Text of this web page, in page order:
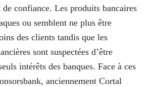
confiance. Les produits bancaires
ou semblent ne plus être
des clients tandis que les
sont suspectées d’être
intérêts des banques. Face à ces
anciennement Cortal